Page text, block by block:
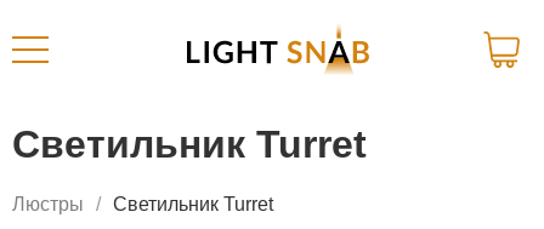
Светильник Turret
Люстры Светильник Turret